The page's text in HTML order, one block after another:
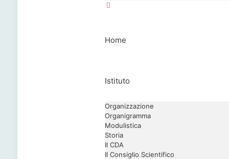
Home
Istituto
Organizzazione
Organigramma
Modulistica
Storia
Il CDA
Il Consiglio Scientifico